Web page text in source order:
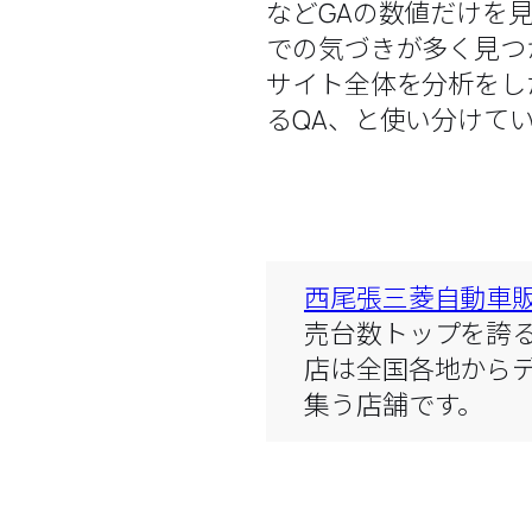
などGAの数値だけを
での気づきが多く見つ
サイト全体を分析を
るQA、と使い分けてい
西尾張三菱自動車
売台数トップを誇
店は全国各地から
集う店舗です。